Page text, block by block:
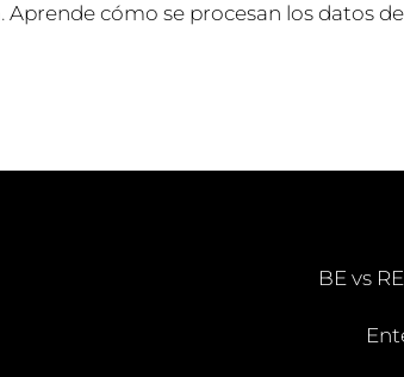
Aprende cómo se procesan los datos
BE vs